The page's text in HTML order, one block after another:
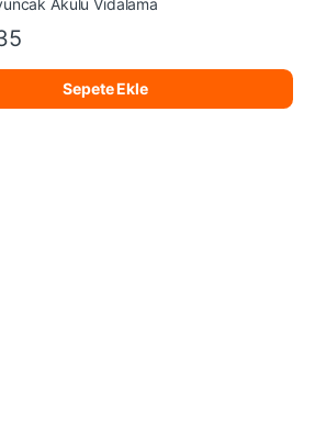
Sepete Ekle